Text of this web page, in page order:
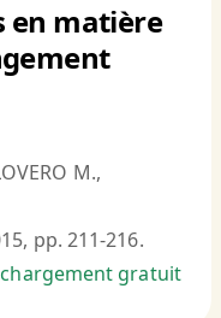
en matière
M.,
pp. 211-216.
gratuit